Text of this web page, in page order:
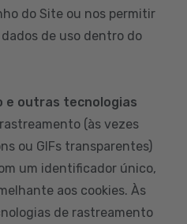
do Site ou nos permitir
de uso dentro do
e outras tecnologias
(às vezes
ou GIFs transparentes)
um identificador único,
aos cookies. Às
de rastreamento